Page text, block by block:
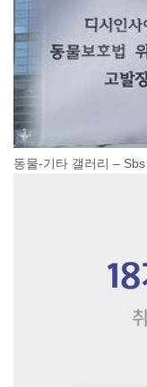
동물-기타 갤러리 –